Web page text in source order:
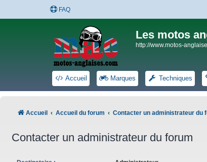
FAQ
Les motos
http://www.motos-
Accueil Marques Techniques
Accueil Accueil du forum Contacter un administrateur du
Contacter un administrateur du forum